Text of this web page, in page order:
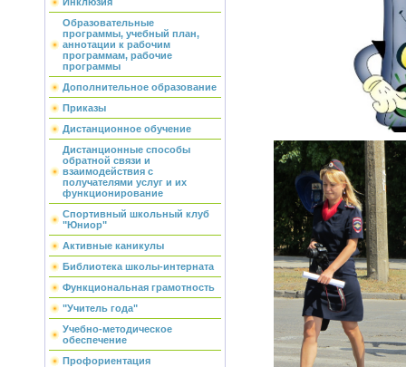
Образовательные
программы, учебный план,
аннотации к рабочим
программам, рабочие
программы
Дополнительное образование
Приказы
Дистанционное обучение
Дистанционные способы
обратной связи и
взаимодействия с
получателями услуг и их
функционирование
Спортивный школьный клуб
"Юниор"
Активные каникулы
Библиотека школы-интерната
Функциональная грамотность
"Учитель года"
Учебно-методическое
обеспечение
Профориентация